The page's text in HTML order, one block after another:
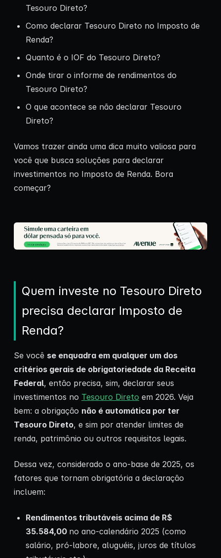
Tesouro Direto?
Como declarar Tesouro Direto no Imposto de
Renda?
Quanto é o IOF do Tesouro Direto?
Onde tirar o informe de rendimentos do
Tesouro Direto?
O que acontece se não declarar Tesouro
Direto?
Vamos trazer ainda uma dica muito valiosa para
você que busca soluções para declarar
investimentos no Imposto de Renda. Bora
começar?
Quem investe no Tesouro Direto
precisa declarar Imposto de
Renda?
Se você se enquadra em qualquer um dos
critérios gerais de obrigatoriedade da Receita
Federal, então precisa, sim, declarar seus
investimentos no Tesouro Direto em 2026. Veja
bem: a obrigação não é automática por ter
Tesouro Direto, e sim por atender limites de
renda, patrimônio ou outros requisitos legais.
Dessa vez, considerado o ano-base de 2025, os
fatores que tornam obrigatória a declaração
incluem:
Rendimentos tributáveis acima de R$
35.584,00 no ano-calendário 2025 (como
salário, pró-labore, aluguéis, juros de títulos